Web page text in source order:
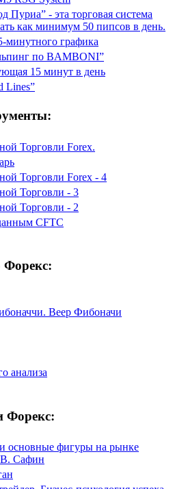
Пуриа” - эта торговая система
как минимум 50 пипсов в день.
минутного графика
по BAMBONI”
15 минут в день
Lines”
Торговли Forex.
Торговли Forex - 4
Торговли - 3
Торговли - 2
CFTC
Веер Фибоначи
анализа
Форекс:
основные фигуры на рынке
Сафин